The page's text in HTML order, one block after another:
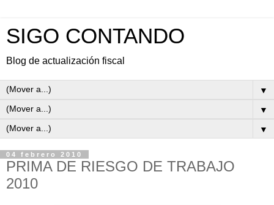
SIGO CONTANDO
Blog de actualización fiscal
▼
▼
▼
04 febrero 2010
PRIMA DE RIESGO DE TRABAJO
2010